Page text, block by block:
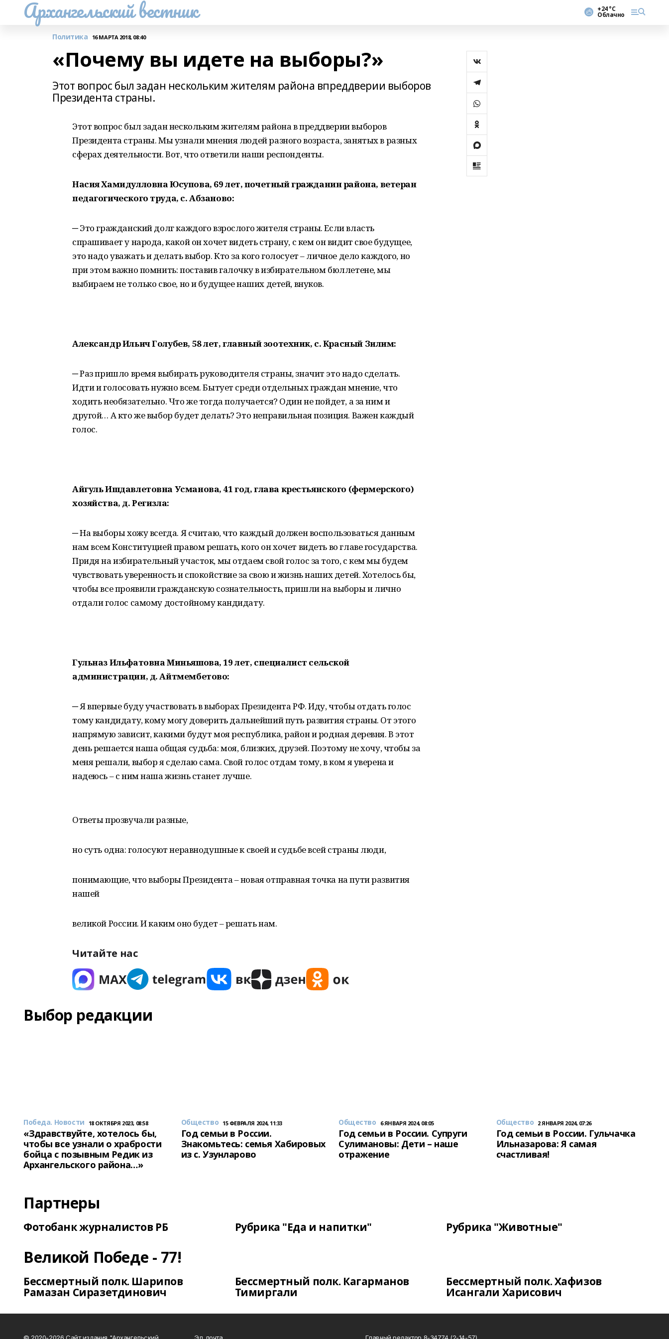
Архангельский вестник +24 °С
Облачно
Политика 16 МАРТА 2018, 08:40
«Почему вы идете на выборы?»
Этот вопрос был задан нескольким жителям района впреддверии выборов
Президента страны.
Этот вопрос был задан нескольким жителям района в преддверии выборов
Президента страны. Мы узнали мнения людей разного возраста, занятых в разных
сферах деятельности. Вот, что ответили наши респонденты.
Насия Хамидулловна Юсупова, 69 лет, почетный гражданин района, ветеран
педагогического труда, с. Абзаново:
─ Это гражданский долг каждого взрослого жителя страны. Если власть
спрашивает у народа, какой он хочет видеть страну, с кем он видит свое будущее,
это надо уважать и делать выбор. Кто за кого голосует – личное дело каждого, но
при этом важно помнить: поставив галочку в избирательном бюллетене, мы
выбираем не только свое, но и будущее наших детей, внуков.
Александр Ильич Голубев, 58 лет, главный зоотехник, с. Красный Зилим:
─ Раз пришло время выбирать руководителя страны, значит это надо сделать.
Идти и голосовать нужно всем. Бытует среди отдельных граждан мнение, что
ходить необязательно. Что же тогда получается? Один не пойдет, а за ним и
другой… А кто же выбор будет делать? Это неправильная позиция. Важен каждый
голос.
Айгуль Ишдавлетовна Усманова, 41 год, глава крестьянского (фермерского)
хозяйства, д. Регизла:
─ На выборы хожу всегда. Я считаю, что каждый должен воспользоваться данным
нам всем Конституцией правом решать, кого он хочет видеть во главе государства.
Придя на избирательный участок, мы отдаем свой голос за того, с кем мы будем
чувствовать уверенность и спокойствие за свою и жизнь наших детей. Хотелось бы,
чтобы все проявили гражданскую сознательность, пришли на выборы и лично
отдали голос самому достойному кандидату.
Гульназ Ильфатовна Миньяшова, 19 лет, специалист сельской
администрации, д. Айтмембетово:
─ Я впервые буду участвовать в выборах Президента РФ. Иду, чтобы отдать голос
тому кандидату, кому могу доверить дальнейший путь развития страны. От этого
напрямую зависит, какими будут моя республика, район и родная деревня. В этот
день решается наша общая судьба: моя, близких, друзей. Поэтому не хочу, чтобы за
меня решали, выбор я сделаю сама. Свой голос отдам тому, в ком я уверена и
надеюсь – с ним наша жизнь станет лучше.
Ответы прозвучали разные,
но суть одна: голосуют неравнодушные к своей и судьбе всей страны люди,
понимающие, что выборы Президента – новая отправная точка на пути развития
нашей
великой России. И каким оно будет – решать нам.
Читайте нас
Выбор редакции
Победа. Новости 18 ОКТЯБРЯ 2023, 08:58
«Здравствуйте, хотелось бы,
чтобы все узнали о храбрости
бойца с позывным Редик из
Архангельского района…»
Общество 15 ФЕВРАЛЯ 2024, 11:33
Год семьи в России.
Знакомьтесь: семья Хабировых
из с. Узунларово
Общество 6 ЯНВАРЯ 2024, 08:05
Год семьи в России. Супруги
Сулимановы: Дети – наше
отражение
Общество 2 ЯНВАРЯ 2024, 07:26
Год семьи в России. Гульчачка
Ильназарова: Я самая
счастливая!
Партнеры
Фотобанк журналистов РБ Рубрика "Еда и напитки" Рубрика "Животные"
Великой Победе - 77!
Бессмертный полк. Шарипов
Рамазан Сиразетдинович
Бессмертный полк. Кагарманов
Тимиргали
Бессмертный полк. Хафизов
Исангали Харисович